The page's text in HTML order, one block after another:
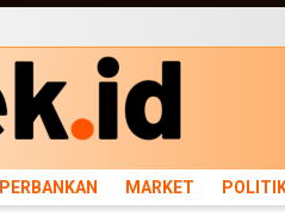
MARKET POLITIK NEWS
PERBANKAN MARKET